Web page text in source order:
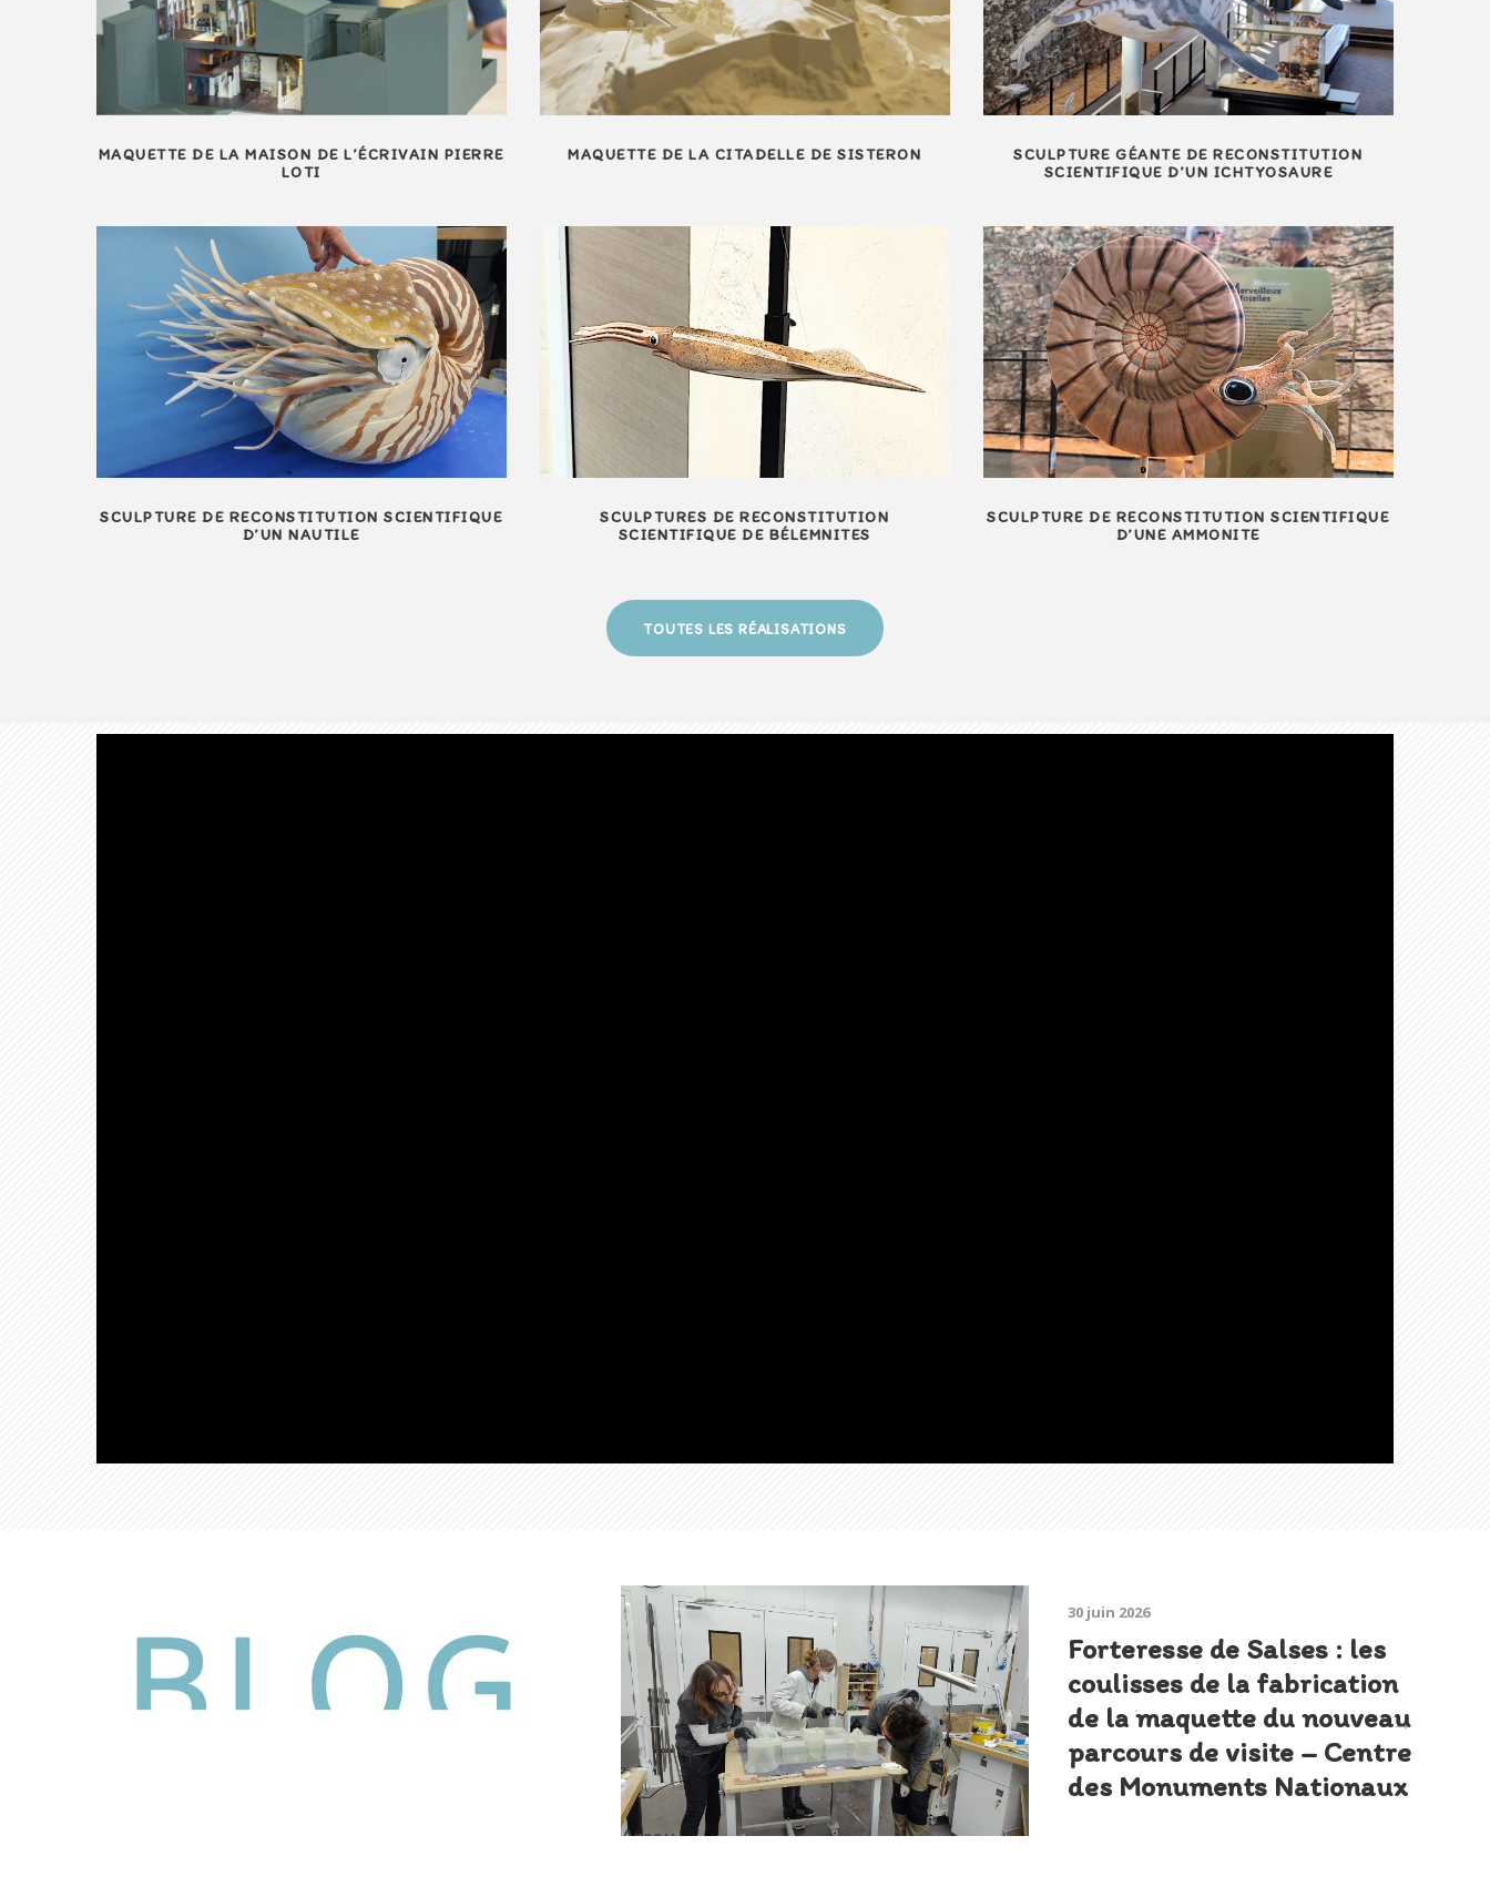
MAQUETTE DE LA MAISON DE L’ÉCRIVAIN PIERRE
LOTI
MAQUETTE DE LA CITADELLE DE SISTERON
SCULPTURE GÉANTE DE RECONSTITUTION
SCIENTIFIQUE D’UN ICHTYOSAURE
SCULPTURE DE RECONSTITUTION SCIENTIFIQUE
D’UN NAUTILE
SCULPTURES DE RECONSTITUTION
SCIENTIFIQUE DE BÉLEMNITES
SCULPTURE DE RECONSTITUTION SCIENTIFIQUE
D’UNE AMMONITE
TOUTES LES RÉALISATIONS
Array
30 juin 2026
Forteresse de Salses : les
coulisses de la fabrication
de la maquette du nouveau
parcours de visite – Centre
des Monuments Nationaux